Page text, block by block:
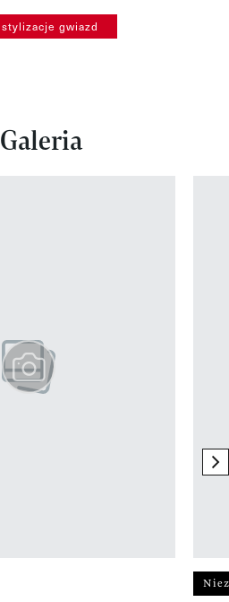
stylizacje gwiazd
Galeria